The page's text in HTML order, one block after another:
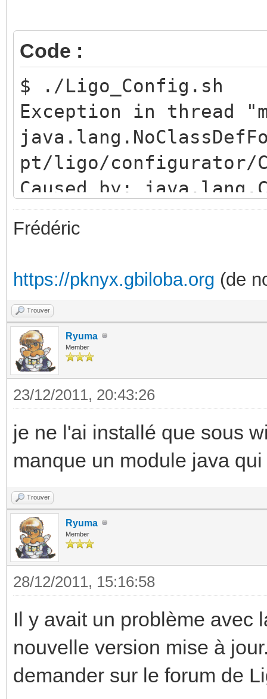
Code :
$ ./Ligo_Config.sh
Exception in thread
pt/ligo/configurator/
Caused by:
at
a:202)
at
ve Method)
at
.java:190)
at
:306)
at
her.java:301)
at
:247)
Frédéric
https://pknyx.gbiloba.org (de
Trouver
Ryuma
Member
23/12/2011, 20:43:26
je ne l'ai installé que sous
manque un module java
Trouver
Ryuma
Member
28/12/2011, 15:16:58
Il y avait un problème avec
nouvelle version mise à
demander sur le forum de